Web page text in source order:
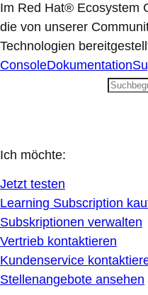
Im Red Hat® Ecosystem
die von unserer
Technologien
ConsoleDokumentation
Ich möchte:
Jetzt testen
Learning Subscription
Subskriptionen verwalten
Vertrieb kontaktieren
Kundenservice
Stellenangebote ansehen